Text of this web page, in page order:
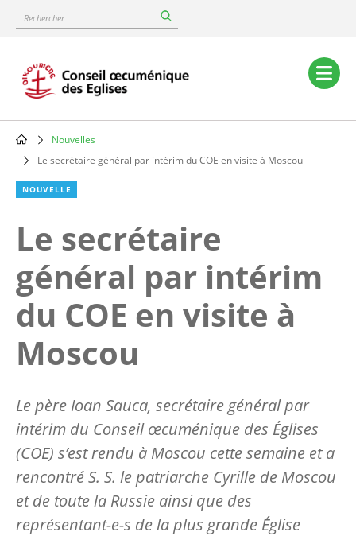
content
Rechercher
Main
navigation
Breadcrumb
Nouvelles
Le secrétaire général par intérim du COE en visite à Moscou
NOUVELLE
Le secrétaire
général par intérim
du COE en visite à
Moscou
Le père Ioan Sauca, secrétaire général par
intérim du Conseil œcuménique des Églises
(COE) s’est rendu à Moscou cette semaine et a
rencontré S. S. le patriarche Cyrille de Moscou
et de toute la Russie ainsi que des
représentant-e-s de la plus grande Église